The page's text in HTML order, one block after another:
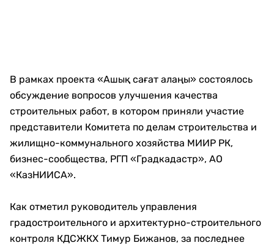
В рамках проекта «Ашық сағат алаңы» состоялось
обсуждение вопросов улучшения качества
строительных работ, в котором приняли участие
представители Комитета по делам строительства и
жилищно-коммунального хозяйства МИИР РК,
бизнес-сообщества, РГП «Градкадастр», АО
«КазНИИСА».
Как отметил руководитель управления
градостроительного и архитектурно-строительного
контроля КДСЖКХ Тимур Бижанов, за последнее